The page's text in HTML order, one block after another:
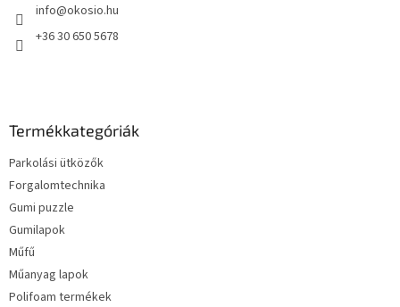
info@okosio.hu
+36 30 650 5678
Termékkategóriák
Parkolási ütközők
Forgalomtechnika
Gumi puzzle
Gumilapok
Műfű
Műanyag lapok
Polifoam termékek